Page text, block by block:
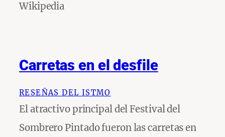
Wikipedia
Carretas en el desfile
RESEÑAS DEL ISTMO
El atractivo principal del Festival del
Sombrero Pintado fueron las carretas en